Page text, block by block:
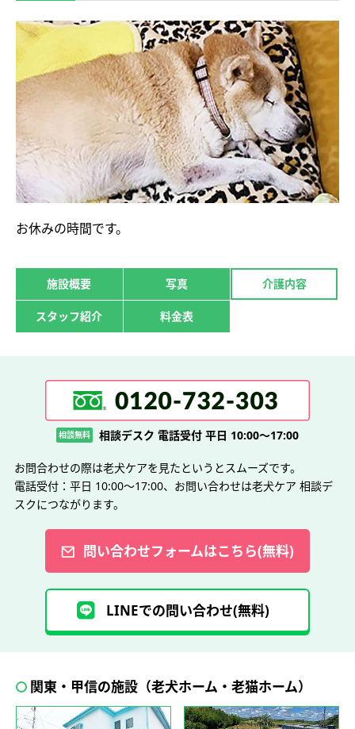
お休みの時間です。
施設概要 写真 介護内容
スタッフ紹介 料金表
相談無料 相談デスク 電話受付 平日 10:00～17:00
お問合わせの際は老犬ケアを見たというとスムーズです。
電話受付：平日 10:00～17:00、お問い合わせは老犬ケア 相談デ
スクにつながります。
問い合わせフォームはこちら(無料)
LINEでの問い合わせ(無料)
関東・甲信の施設（老犬ホーム・老猫ホーム）